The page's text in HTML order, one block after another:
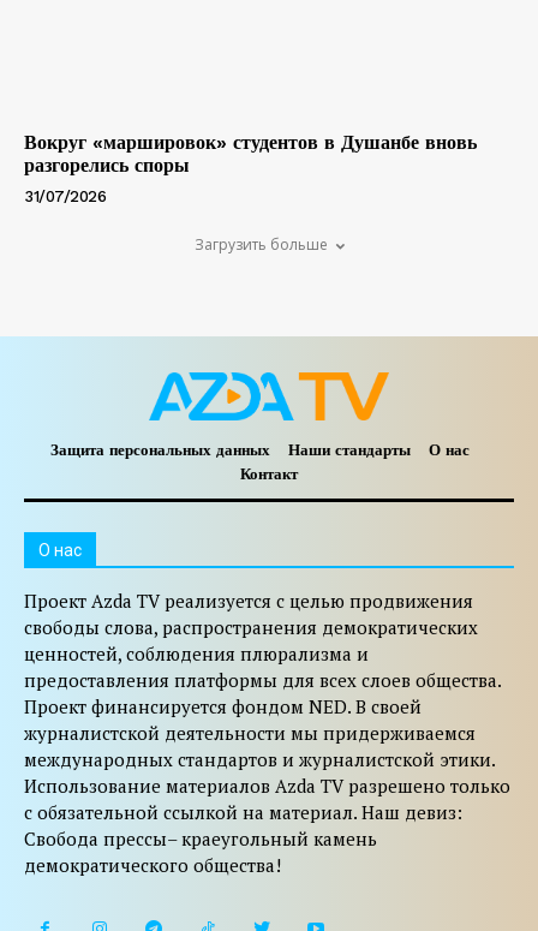
Вокруг «маршировок» студентов в Душанбе вновь
разгорелись споры
31/07/2026
Загрузить больше
Защита персональных данных Наши стандарты
О нас
Контакт
O нас
Проект Azda TV реализуется с целью продвижения
свободы слова, распространения демократических
ценностей, соблюдения плюрализма и
предоставления платформы для всех слоев общества.
Проект финансируется фондом NED. В своей
журналистской деятельности мы придерживаемся
международных стандартов и журналистской этики.
Использование материалов Azda TV разрешено только
с обязательной ссылкой на материал. Наш девиз:
Свобода прессы– краеугольный камень
демократического общества!